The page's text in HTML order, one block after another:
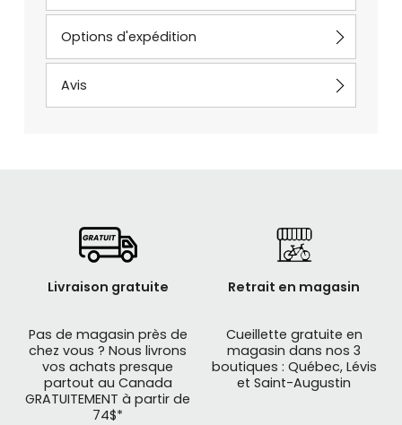
Options d'expédition
Avis
Livraison gratuite
Pas de magasin près de
chez vous ? Nous livrons
vos achats presque
partout au Canada
GRATUITEMENT à partir de
74$*
Retrait en magasin
Cueillette gratuite en
magasin dans nos 3
boutiques : Québec, Lévis
et Saint-Augustin